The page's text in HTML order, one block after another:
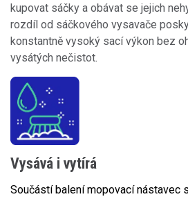
kupovat sáčky a obávat se jejich
rozdíl od sáčkového vysavače
konstantně vysoký sací výkon bez
vysátých nečistot.
Vysává i vytírá
Součástí balení mopovací nástavec